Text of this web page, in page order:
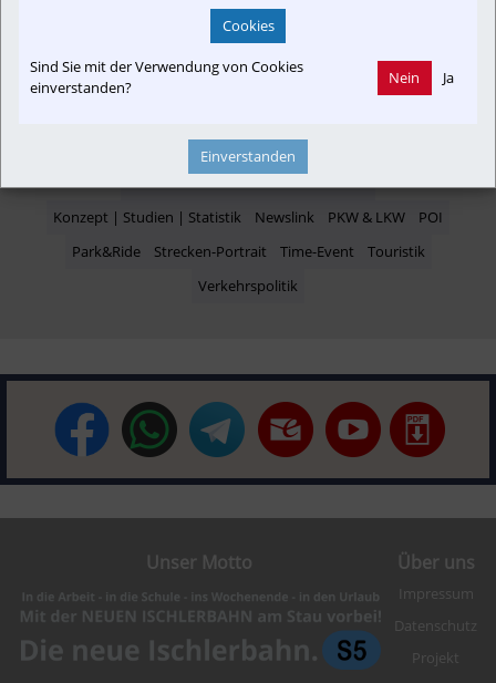
Austria-In-Motion Branchenbeitrag
Projekt Tourist
Informationsverbund
Infrastruktur
Konzept | Studien | Statistik
Newslink PKW & LKW
POI
Park&Ride
Strecken-Portrait Time-Event
Touristik
Verkehrspolitik
Unser Motto Über uns
Impressum
Datenschutz
Projekt
Cookies
Sind Sie mit der Verwendung von Cookies
einverstanden?
Nein Ja
Einverstanden